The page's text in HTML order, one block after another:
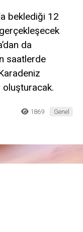
beklediği 12
da
saatlerde
oluşturacak.
1869 Genel